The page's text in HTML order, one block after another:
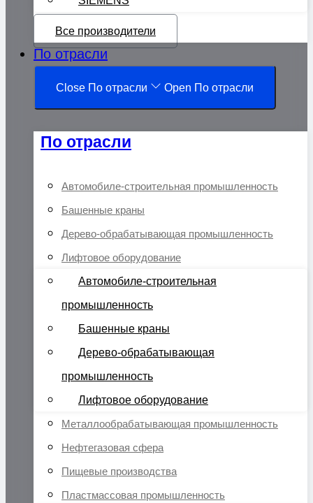
Все производители
По отрасли
Close По отрасли Open По отрасли
По отрасли
Автомобиле-строительная промышленность
Башенные краны
Дерево-обрабатывающая промышленность
Лифтовое оборудование
Автомобиле-строительная
промышленность
Башенные краны
Дерево-обрабатывающая
промышленность
Лифтовое оборудование
Металлообрабатывающая промышленность
Нефтегазовая сфера
Пищевые производства
Пластмассовая промышленность